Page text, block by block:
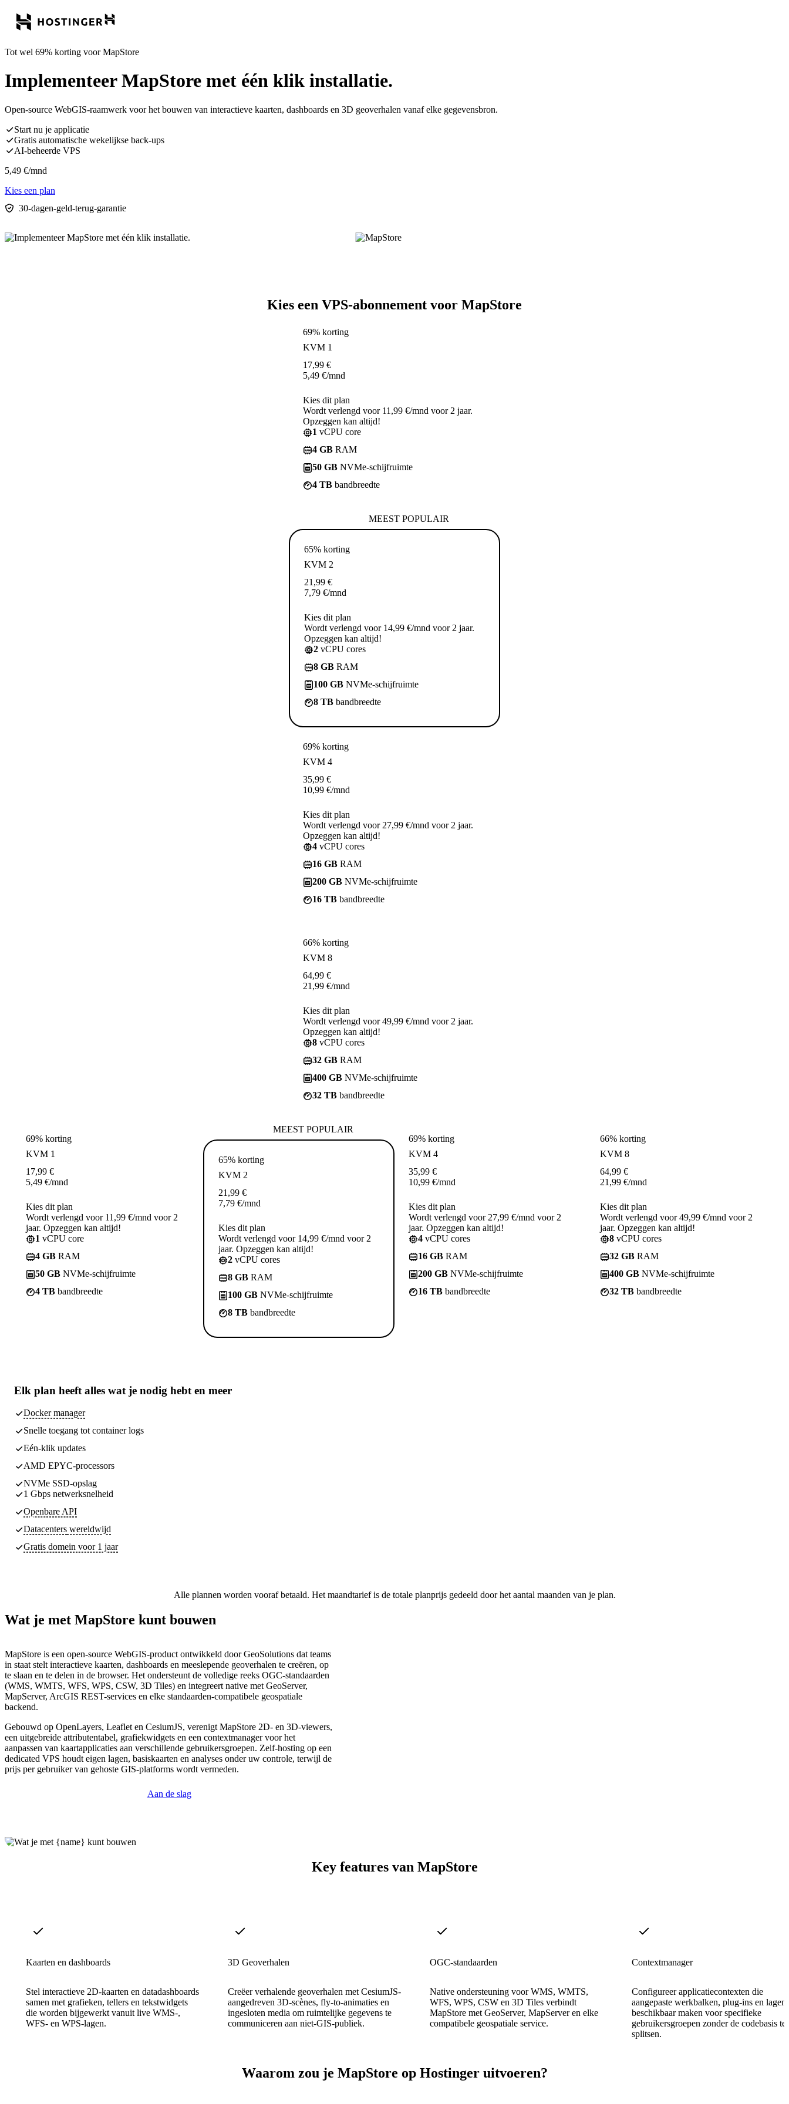
Tot wel 69% korting voor MapStore
Implementeer MapStore met één klik installatie.
Open-source WebGIS-raamwerk voor het bouwen van interactieve kaarten, dashboards en 3D geoverhalen vanaf elke gegevensbron.
Start nu je applicatie
Gratis automatische wekelijkse back-ups
AI-beheerde VPS
5,49 €/mnd
Kies een plan
30-dagen-geld-terug-garantie
Kies een VPS-abonnement voor MapStore
69% korting
KVM 1
17,99 €
5,49 €/mnd
Kies dit plan
Wordt verlengd voor 11,99 €/mnd voor 2 jaar.
Opzeggen kan altijd!
1 vCPU core
4 GB RAM
50 GB NVMe-schijfruimte
4 TB bandbreedte
MEEST POPULAIR
65% korting
KVM 2
21,99 €
7,79 €/mnd
Kies dit plan
Wordt verlengd voor 14,99 €/mnd voor 2 jaar.
Opzeggen kan altijd!
2 vCPU cores
8 GB RAM
100 GB NVMe-schijfruimte
8 TB bandbreedte
69% korting
KVM 4
35,99 €
10,99 €/mnd
Kies dit plan
Wordt verlengd voor 27,99 €/mnd voor 2 jaar.
Opzeggen kan altijd!
4 vCPU cores
16 GB RAM
200 GB NVMe-schijfruimte
16 TB bandbreedte
66% korting
KVM 8
64,99 €
21,99 €/mnd
Kies dit plan
Wordt verlengd voor 49,99 €/mnd voor 2 jaar.
Opzeggen kan altijd!
8 vCPU cores
32 GB RAM
400 GB NVMe-schijfruimte
32 TB bandbreedte
69% korting
KVM 1
17,99 €
5,49 €/mnd
Kies dit plan
Wordt verlengd voor 11,99 €/mnd voor 2
jaar. Opzeggen kan altijd!
1 vCPU core
4 GB RAM
50 GB NVMe-schijfruimte
4 TB bandbreedte
MEEST POPULAIR
65% korting
KVM 2
21,99 €
7,79 €/mnd
Kies dit plan
Wordt verlengd voor 14,99 €/mnd voor 2
jaar. Opzeggen kan altijd!
2 vCPU cores
8 GB RAM
100 GB NVMe-schijfruimte
8 TB bandbreedte
69% korting
KVM 4
35,99 €
10,99 €/mnd
Kies dit plan
Wordt verlengd voor 27,99 €/mnd voor 2
jaar. Opzeggen kan altijd!
4 vCPU cores
16 GB RAM
200 GB NVMe-schijfruimte
16 TB bandbreedte
66% korting
KVM 8
64,99 €
21,99 €/mnd
Kies dit plan
Wordt verlengd voor 49,99 €/mnd voor 2
jaar. Opzeggen kan altijd!
8 vCPU cores
32 GB RAM
400 GB NVMe-schijfruimte
32 TB bandbreedte
Elk plan heeft alles wat je nodig hebt en meer
Docker manager
Snelle toegang tot container logs
Eén-klik updates
AMD EPYC-processors
NVMe SSD-opslag
1 Gbps netwerksnelheid
Openbare API
Datacenters wereldwijd
Gratis domein voor 1 jaar
Alle plannen worden vooraf betaald. Het maandtarief is de totale planprijs gedeeld door het aantal maanden van je plan.
Wat je met MapStore kunt bouwen
MapStore is een open-source WebGIS-product ontwikkeld door GeoSolutions dat teams
in staat stelt interactieve kaarten, dashboards en meeslepende geoverhalen te creëren, op
te slaan en te delen in de browser. Het ondersteunt de volledige reeks OGC-standaarden
(WMS, WMTS, WFS, WPS, CSW, 3D Tiles) en integreert native met GeoServer,
MapServer, ArcGIS REST-services en elke standaarden-compatibele geospatiale
backend.
Gebouwd op OpenLayers, Leaflet en CesiumJS, verenigt MapStore 2D- en 3D-viewers,
een uitgebreide attributentabel, grafiekwidgets en een contextmanager voor het
aanpassen van kaartapplicaties aan verschillende gebruikersgroepen. Zelf-hosting op een
dedicated VPS houdt eigen lagen, basiskaarten en analyses onder uw controle, terwijl de
prijs per gebruiker van gehoste GIS-platforms wordt vermeden.
Aan de slag
Key features van MapStore
Kaarten en dashboards
Stel interactieve 2D-kaarten en datadashboards
samen met grafieken, tellers en tekstwidgets
die worden bijgewerkt vanuit live WMS-,
WFS- en WPS-lagen.
3D Geoverhalen
Creëer verhalende geoverhalen met CesiumJS-
aangedreven 3D-scènes, fly-to-animaties en
ingesloten media om ruimtelijke gegevens te
communiceren aan niet-GIS-publiek.
OGC-standaarden
Native ondersteuning voor WMS, WMTS,
WFS, WPS, CSW en 3D Tiles verbindt
MapStore met GeoServer, MapServer en elke
compatibele geospatiale service.
Contextmanager
Configureer applicatiecontexten die
aangepaste werkbalken, plug-ins en lagen
beschikbaar maken voor specifieke
gebruikersgroepen zonder de codebasis te
splitsen.
Waarom zou je MapStore op Hostinger uitvoeren?